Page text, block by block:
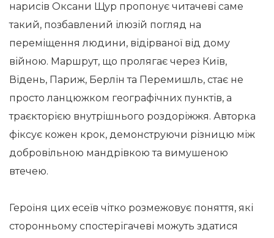
нарисів Оксани Щур пропонує читачеві саме
такий, позбавлений ілюзій погляд на
переміщення людини, відірваної від дому
війною. Маршрут, що пролягає через Київ,
Відень, Париж, Берлін та Перемишль, стає не
просто ланцюжком географічних пунктів, а
траєкторією внутрішнього роздоріжжя. Авторка
фіксує кожен крок, демонструючи різницю між
добровільною мандрівкою та вимушеною
втечею.
Героїня цих есеїв чітко розмежовує поняття, які
сторонньому спостерігачеві можуть здатися